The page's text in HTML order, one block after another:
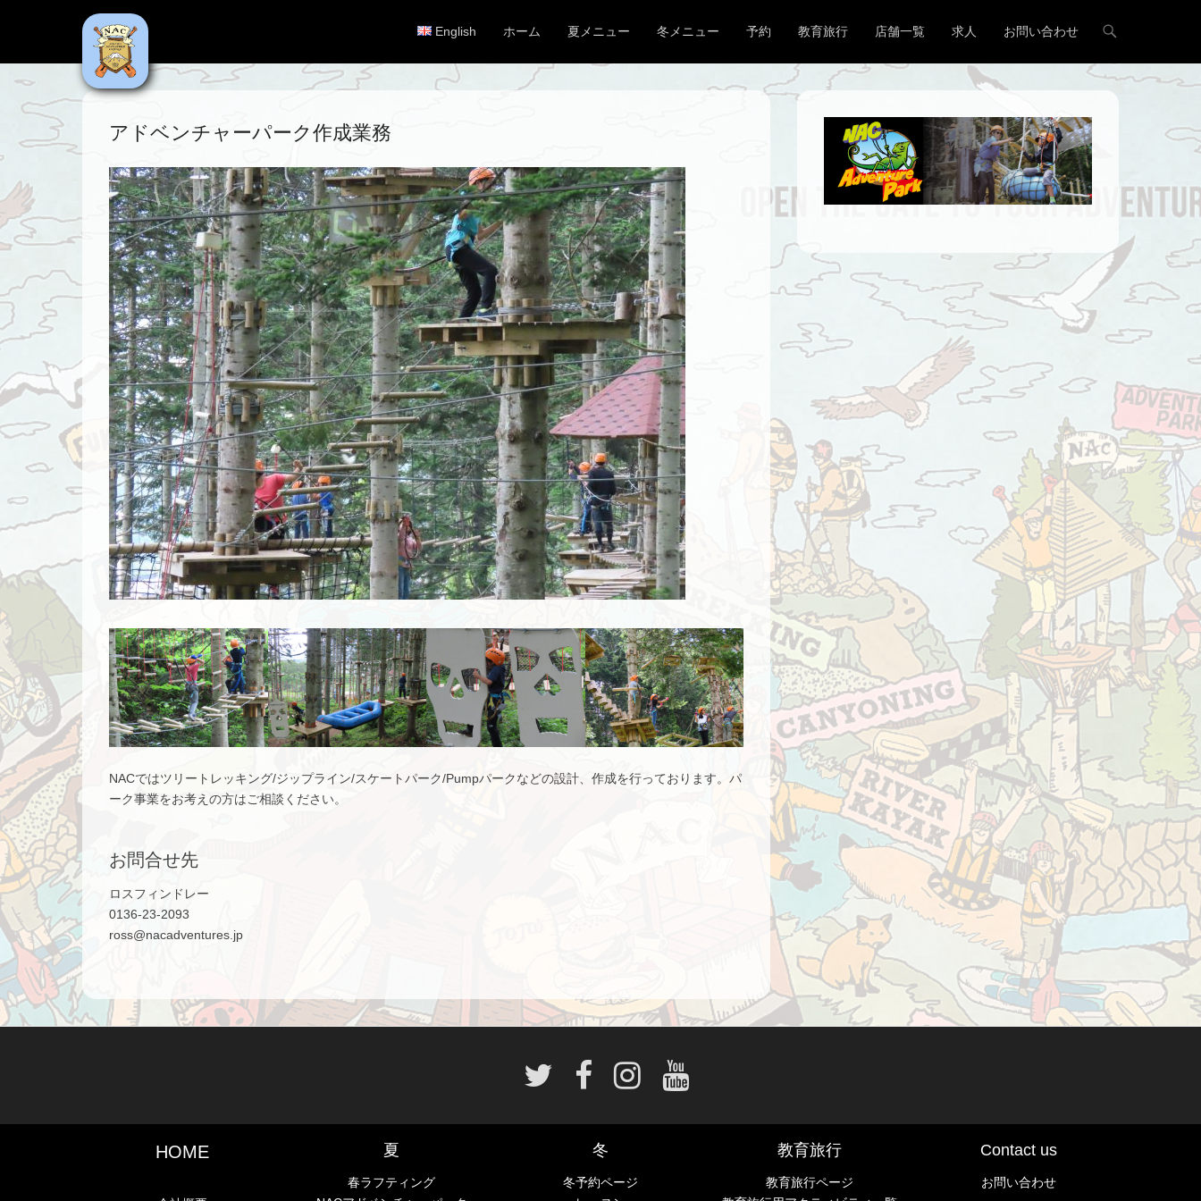
NAC
Niseko Adventure Centre
メインメニュー
コンテンツへスキップ
English ホーム 夏メニュー 冬メニュー 予約 教育旅行 店舗一覧 求人 お問い合わせ
アドベンチャーパーク作成業務
NACではツリートレッキング/ジップライン/スケートパーク/Pumpパークなどの設計、作成を行っております。パ
ーク事業をお考えの方はご相談ください。
お問合せ先
ロスフィンドレー
0136-23-2093
ross@nacadventures.jp
HOME 夏
春ラフティング
冬
冬予約ページ
教育旅行
教育旅行ページ
Contact us
お問い合わせ